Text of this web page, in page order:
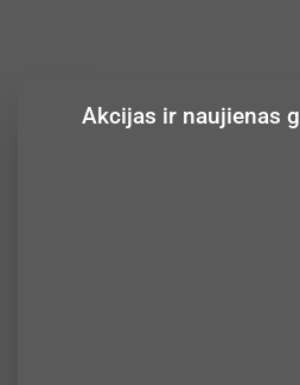
Akcijas ir naujienas